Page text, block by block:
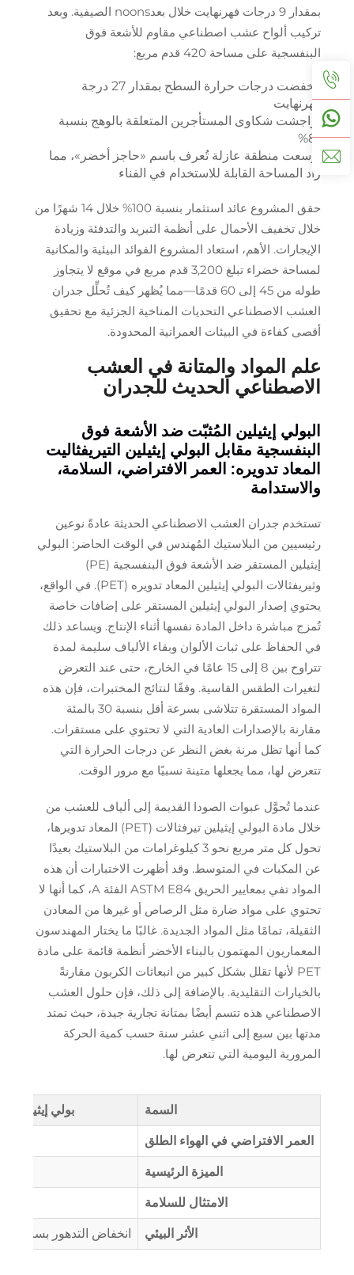
بمقدار 9 درجات فهرنهايت خلال بعدnoons الصيفية. وبعد
تركيب ألواح عشب اصطناعي مقاوم للأشعة فوق
البنفسجية على مساحة 420 قدم مربع:
انخفضت درجات حرارة السطح بمقدار 27 درجة
فهرنهايت
تراجشت شكاوى المستأجرين المتعلقة بالوهج بنسبة
81%
توسعت منطقة عازلة تُعرف باسم «حاجز أخضر»، مما
زاد المساحة القابلة للاستخدام في الفناء
حقق المشروع عائد استثمار بنسبة 100% خلال 14 شهرًا من
خلال تخفيف الأحمال على أنظمة التبريد والتدفئة وزيادة
الإيجارات. الأهم، استعاد المشروع الفوائد البيئية والمكانية
لمساحة خضراء تبلغ 3,200 قدم مربع في موقع لا يتجاوز
طوله من 45 إلى 60 قدمًا—مما يُظهر كيف تُحلِّل جدران
العشب الاصطناعي التحديات المناخية الجزئية مع تحقيق
أقصى كفاءة في البيئات العمرانية المحدودة.
علم المواد والمتانة في العشب
الاصطناعي الحديث للجدران
البولي إيثيلين المُثبّت ضد الأشعة فوق
البنفسجية مقابل البولي إيثيلين التيريفثاليت
المعاد تدويره: العمر الافتراضي، السلامة،
والاستدامة
تستخدم جدران العشب الاصطناعي الحديثة عادةً نوعين
رئيسيين من البلاستيك المُهندس في الوقت الحاضر: البولي
إيثيلين المستقر ضد الأشعة فوق البنفسجية (PE)
وثيريفثالات البولي إيثيلين المعاد تدويره (PET). في الواقع،
يحتوي إصدار البولي إيثيلين المستقر على إضافات خاصة
تُمزج مباشرة داخل المادة نفسها أثناء الإنتاج. ويساعد ذلك
في الحفاظ على ثبات الألوان وبقاء الألياف سليمة لمدة
تتراوح بين 8 إلى 15 عامًا في الخارج، حتى عند التعرض
لتغيرات الطقس القاسية. وفقًا لنتائج المختبرات، فإن هذه
المواد المستقرة تتلاشى بسرعة أقل بنسبة 30 بالمئة
مقارنة بالإصدارات العادية التي لا تحتوي على مستقرات.
كما أنها تظل مرنة بغض النظر عن درجات الحرارة التي
تتعرض لها، مما يجعلها متينة نسبيًا مع مرور الوقت.
عندما تُحوَّل عبوات الصودا القديمة إلى ألياف للعشب من
خلال مادة البولي إيثيلين تيرفثالات (PET) المعاد تدويرها،
تحول كل متر مربع نحو 3 كيلوغرامات من البلاستيك بعيدًا
عن المكبات في المتوسط. وقد أظهرت الاختبارات أن هذه
المواد تفي بمعايير الحريق ASTM E84 الفئة A، كما أنها لا
تحتوي على مواد ضارة مثل الرصاص أو غيرها من المعادن
الثقيلة، تمامًا مثل المواد الجديدة. غالبًا ما يختار المهندسون
المعماريون المهتمون بالبناء الأخضر أنظمة قائمة على مادة
PET لأنها تقلل بشكل كبير من انبعاثات الكربون مقارنةً
بالخيارات التقليدية. بالإضافة إلى ذلك، فإن حلول العشب
الاصطناعي هذه تتسم أيضًا بمتانة تجارية جيدة، حيث تمتد
مدتها بين سبع إلى اثني عشر سنة حسب كمية الحركة
المرورية اليومية التي تتعرض لها.
السمة بولي إيثيلين
العمر الافتراضي في الهواء الطلق
الميزة الرئيسية
الامتثال للسلامة
الأثر البيئي انخفاض التدهور بسبب